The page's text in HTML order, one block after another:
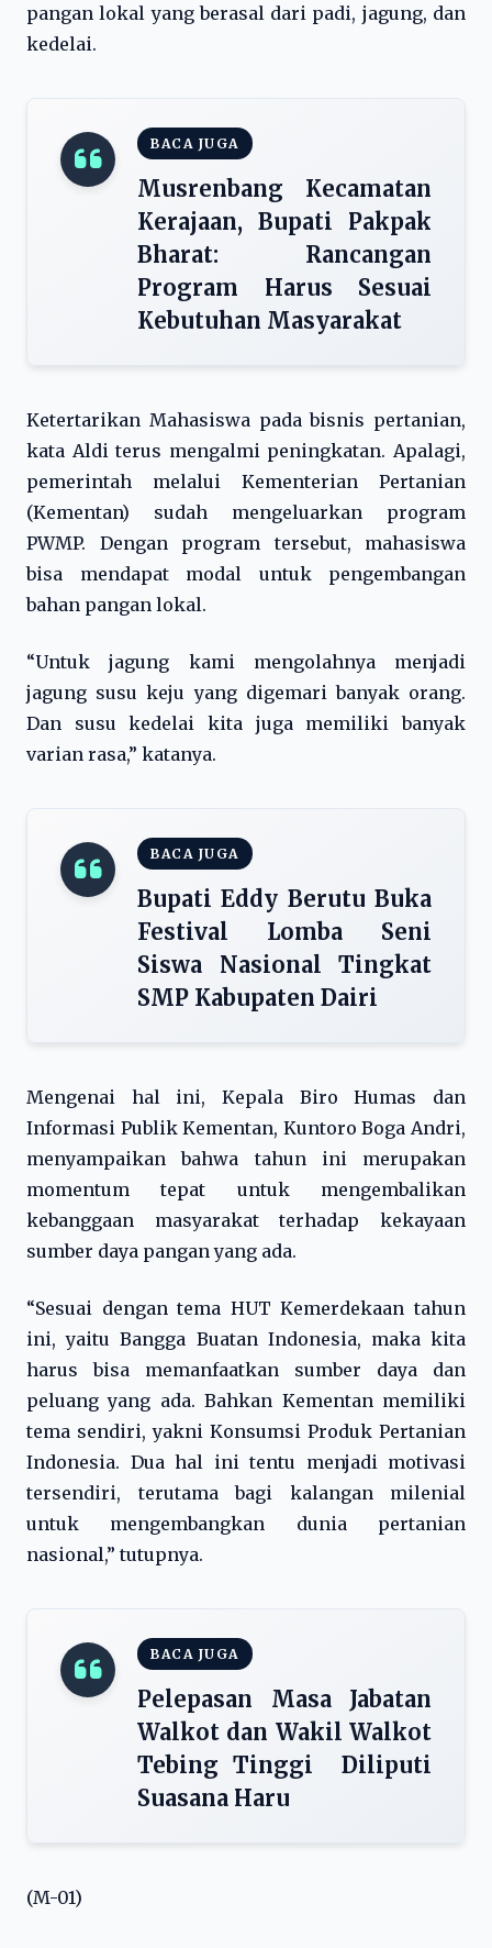
pangan lokal yang berasal dari padi, jagung, dan
kedelai.
BACA JUGA
Musrenbang Kecamatan
Kerajaan, Bupati Pakpak
Bharat: Rancangan
Program Harus Sesuai
Kebutuhan Masyarakat
Ketertarikan Mahasiswa pada bisnis pertanian,
kata Aldi terus mengalmi peningkatan. Apalagi,
pemerintah melalui Kementerian Pertanian
(Kementan) sudah mengeluarkan program
PWMP. Dengan program tersebut, mahasiswa
bisa mendapat modal untuk pengembangan
bahan pangan lokal.
“Untuk jagung kami mengolahnya menjadi
jagung susu keju yang digemari banyak orang.
Dan susu kedelai kita juga memiliki banyak
varian rasa,” katanya.
BACA JUGA
Bupati Eddy Berutu Buka
Festival Lomba Seni
Siswa Nasional Tingkat
SMP Kabupaten Dairi
Mengenai hal ini, Kepala Biro Humas dan
Informasi Publik Kementan, Kuntoro Boga Andri,
menyampaikan bahwa tahun ini merupakan
momentum tepat untuk mengembalikan
kebanggaan masyarakat terhadap kekayaan
sumber daya pangan yang ada.
“Sesuai dengan tema HUT Kemerdekaan tahun
ini, yaitu Bangga Buatan Indonesia, maka kita
harus bisa memanfaatkan sumber daya dan
peluang yang ada. Bahkan Kementan memiliki
tema sendiri, yakni Konsumsi Produk Pertanian
Indonesia. Dua hal ini tentu menjadi motivasi
tersendiri, terutama bagi kalangan milenial
untuk mengembangkan dunia pertanian
nasional,” tutupnya.
BACA JUGA
Pelepasan Masa Jabatan
Walkot dan Wakil Walkot
Tebing Tinggi Diliputi
Suasana Haru
(M-01)